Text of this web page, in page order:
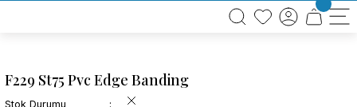
BÜTÜN ALIŞVERİŞLERİNİZDE KARGO BEDAVA!
TÜRKİYE GENELİNDE 10.000 MÜŞTERİ REFERANSI
F229 St75 Pvc Edge Banding
Stok Durumu